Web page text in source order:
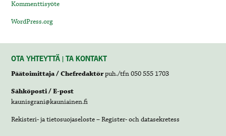
Kommenttisyöte
WordPress.org
OTA YHTEYTTÄ | TA KONTAKT
Päätoimittaja / Chefredaktörpuh./tfn 050 555 1703
Sähköposti / E-post
kaunisgrani@kauniainen.fi
Rekisteri- ja tietosuojaseloste – Register- och datasekretess